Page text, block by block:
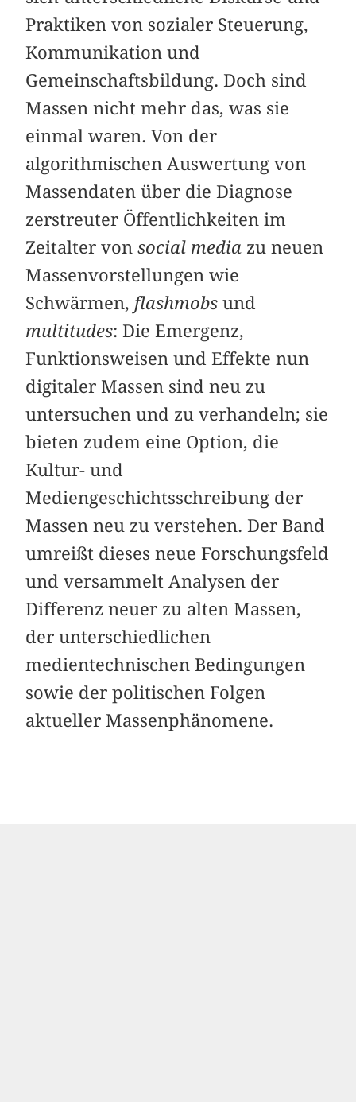
Praktiken von sozialer Steuerung,
Kommunikation und
Gemeinschaftsbildung. Doch sind
Massen nicht mehr das, was sie
einmal waren. Von der
algorithmischen Auswertung von
Massendaten über die Diagnose
zerstreuter Öffentlichkeiten im
Zeitalter vonsocial media zu neuen
Massen­vor­stellungen wie
Schwärmen, flashmobs und
multitudes: Die Emergenz,
Funktionsweisen und Effekte nun
digitaler Massen sind neu zu
untersuchen und zu verhandeln; sie
bieten zudem eine Option, die
Kultur- und
Mediengeschichtsschreibung der
Massen neu zu verstehen. Der Band
umreißt dieses neue Forschungsfeld
und versammelt Analysen der
Differenz neuer zu alten Massen,
der unterschiedlichen
medientechnischen Bedingungen
sowie der politischen Folgen
aktueller Massenphänomene.